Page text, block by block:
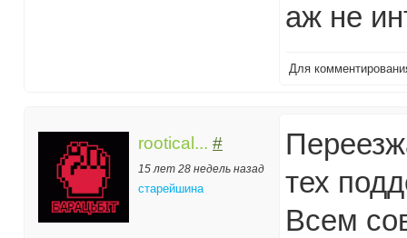
аж не
Для
rootical... #
15 лет 28 недель назад
старейшина
тех
Всем